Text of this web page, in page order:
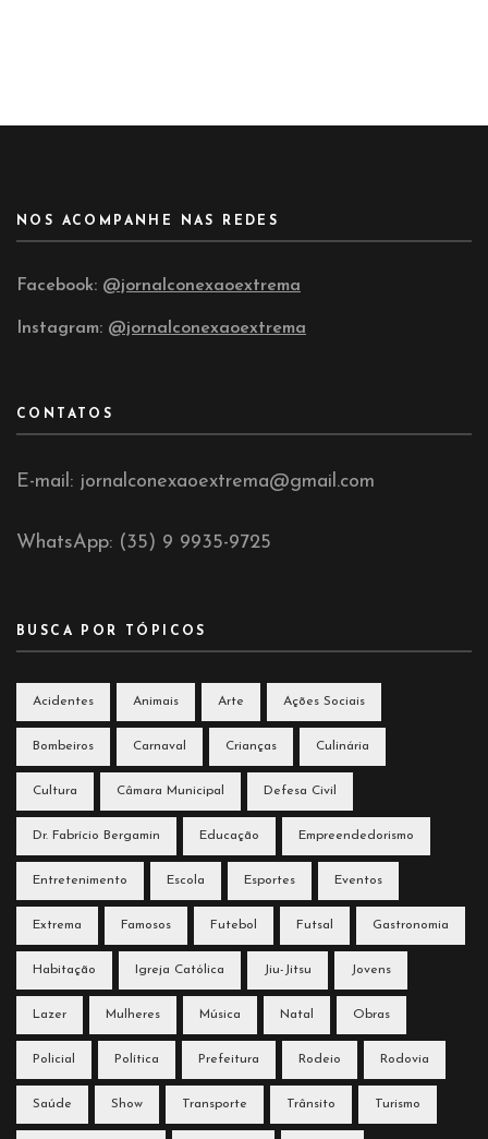
NOS ACOMPANHE NAS REDES
Facebook: @jornalconexaoextrema
Instagram: @jornalconexaoextrema
CONTATOS
E-mail: jornalconexaoextrema@gmail.com
WhatsApp: (35) 9 9935-9725
BUSCA POR TÓPICOS
Acidentes Animais Arte Ações Sociais
Bombeiros Carnaval Crianças Culinária
Cultura Câmara Municipal Defesa Civil
Dr. Fabrício Bergamin Educação Empreendedorismo
Entretenimento Escola Esportes Eventos
Extrema Famosos Futebol Futsal Gastronomia
Habitação Igreja Católica Jiu-Jitsu Jovens
Lazer Mulheres Música Natal Obras
Policial Política Prefeitura Rodeio Rodovia
Saúde Show Transporte Trânsito Turismo